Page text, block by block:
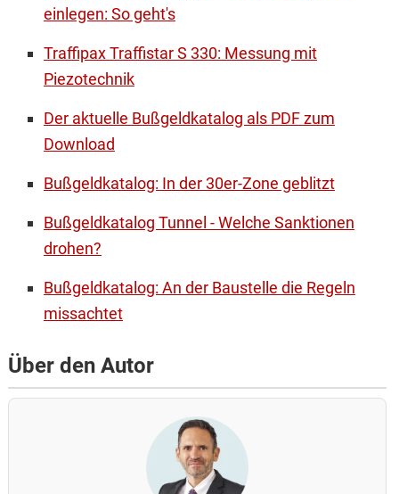
einlegen: So geht's
Traffipax Traffistar S 330: Messung mit
Piezotechnik
Der aktuelle Bußgeldkatalog als PDF zum
Download
Bußgeldkatalog: In der 30er-Zone geblitzt
Bußgeldkatalog Tunnel - Welche Sanktionen
drohen?
Bußgeldkatalog: An der Baustelle die Regeln
missachtet
Über den Autor